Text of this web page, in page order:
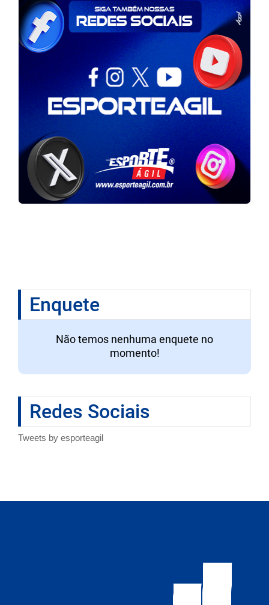
Enquete
Não temos nenhuma enquete no
momento!
Redes Sociais
Tweets by esporteagil